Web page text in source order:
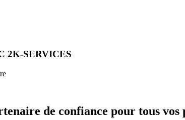
2K-SERVICES
de confiance pour tous